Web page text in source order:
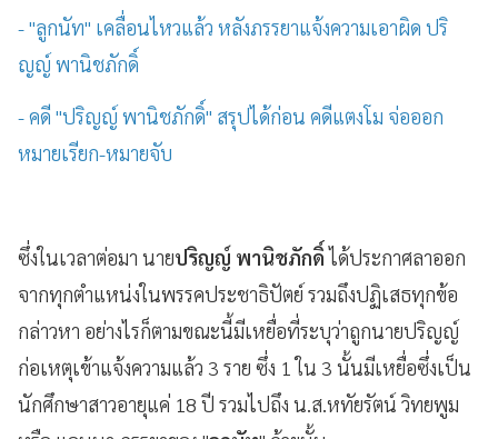
- "ลูกนัท" เคลื่อนไหวแล้ว หลังภรรยาแจ้งความเอาผิด ปริ
ญญ์ พานิชภักดิ์
- คดี "ปริญญ์ พานิชภักดิ์" สรุปได้ก่อน คดีแตงโม จ่อออก
หมายเรียก-หมายจับ
ซึ่งในเวลาต่อมา นายปริญญ์ พานิชภักดิ์ได้ประกาศลาออก
จากทุกตำแหน่งในพรรคประชาธิปัตย์ รวมถึงปฏิเสธทุกข้อ
กล่าวหา อย่างไรก็ตามขณะนี้มีเหยื่อที่ระบุว่าถูกนายปริญญ์
ก่อเหตุเข้าแจ้งความแล้ว 3 ราย ซึ่ง 1 ใน 3 นั้นมีเหยื่อซึ่งเป็น
นักศึกษาสาวอายุแค่ 18 ปี รวมไปถึง น.ส.หทัยรัตน์ วิทยพูม